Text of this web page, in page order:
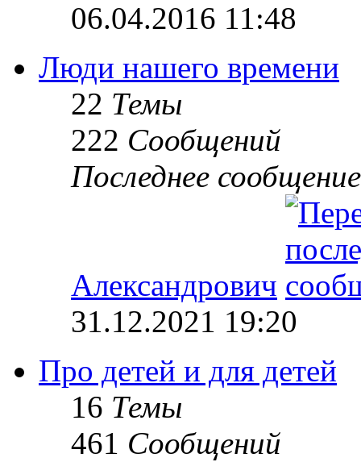
06.04.2016 11:48
Люди нашего времени
22 Темы
222 Сообщений
Последнее сообщение
Александрович
31.12.2021 19:20
Про детей и для детей
16 Темы
461 Сообщений